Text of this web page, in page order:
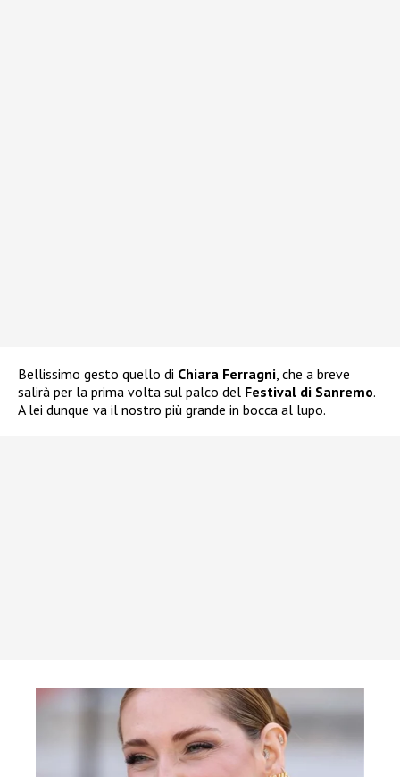
Bellissimo gesto quello di Chiara Ferragni , che a breve
salirà per la prima volta sul palco del Festival di Sanremo.
A lei dunque va il nostro più grande in bocca al lupo.